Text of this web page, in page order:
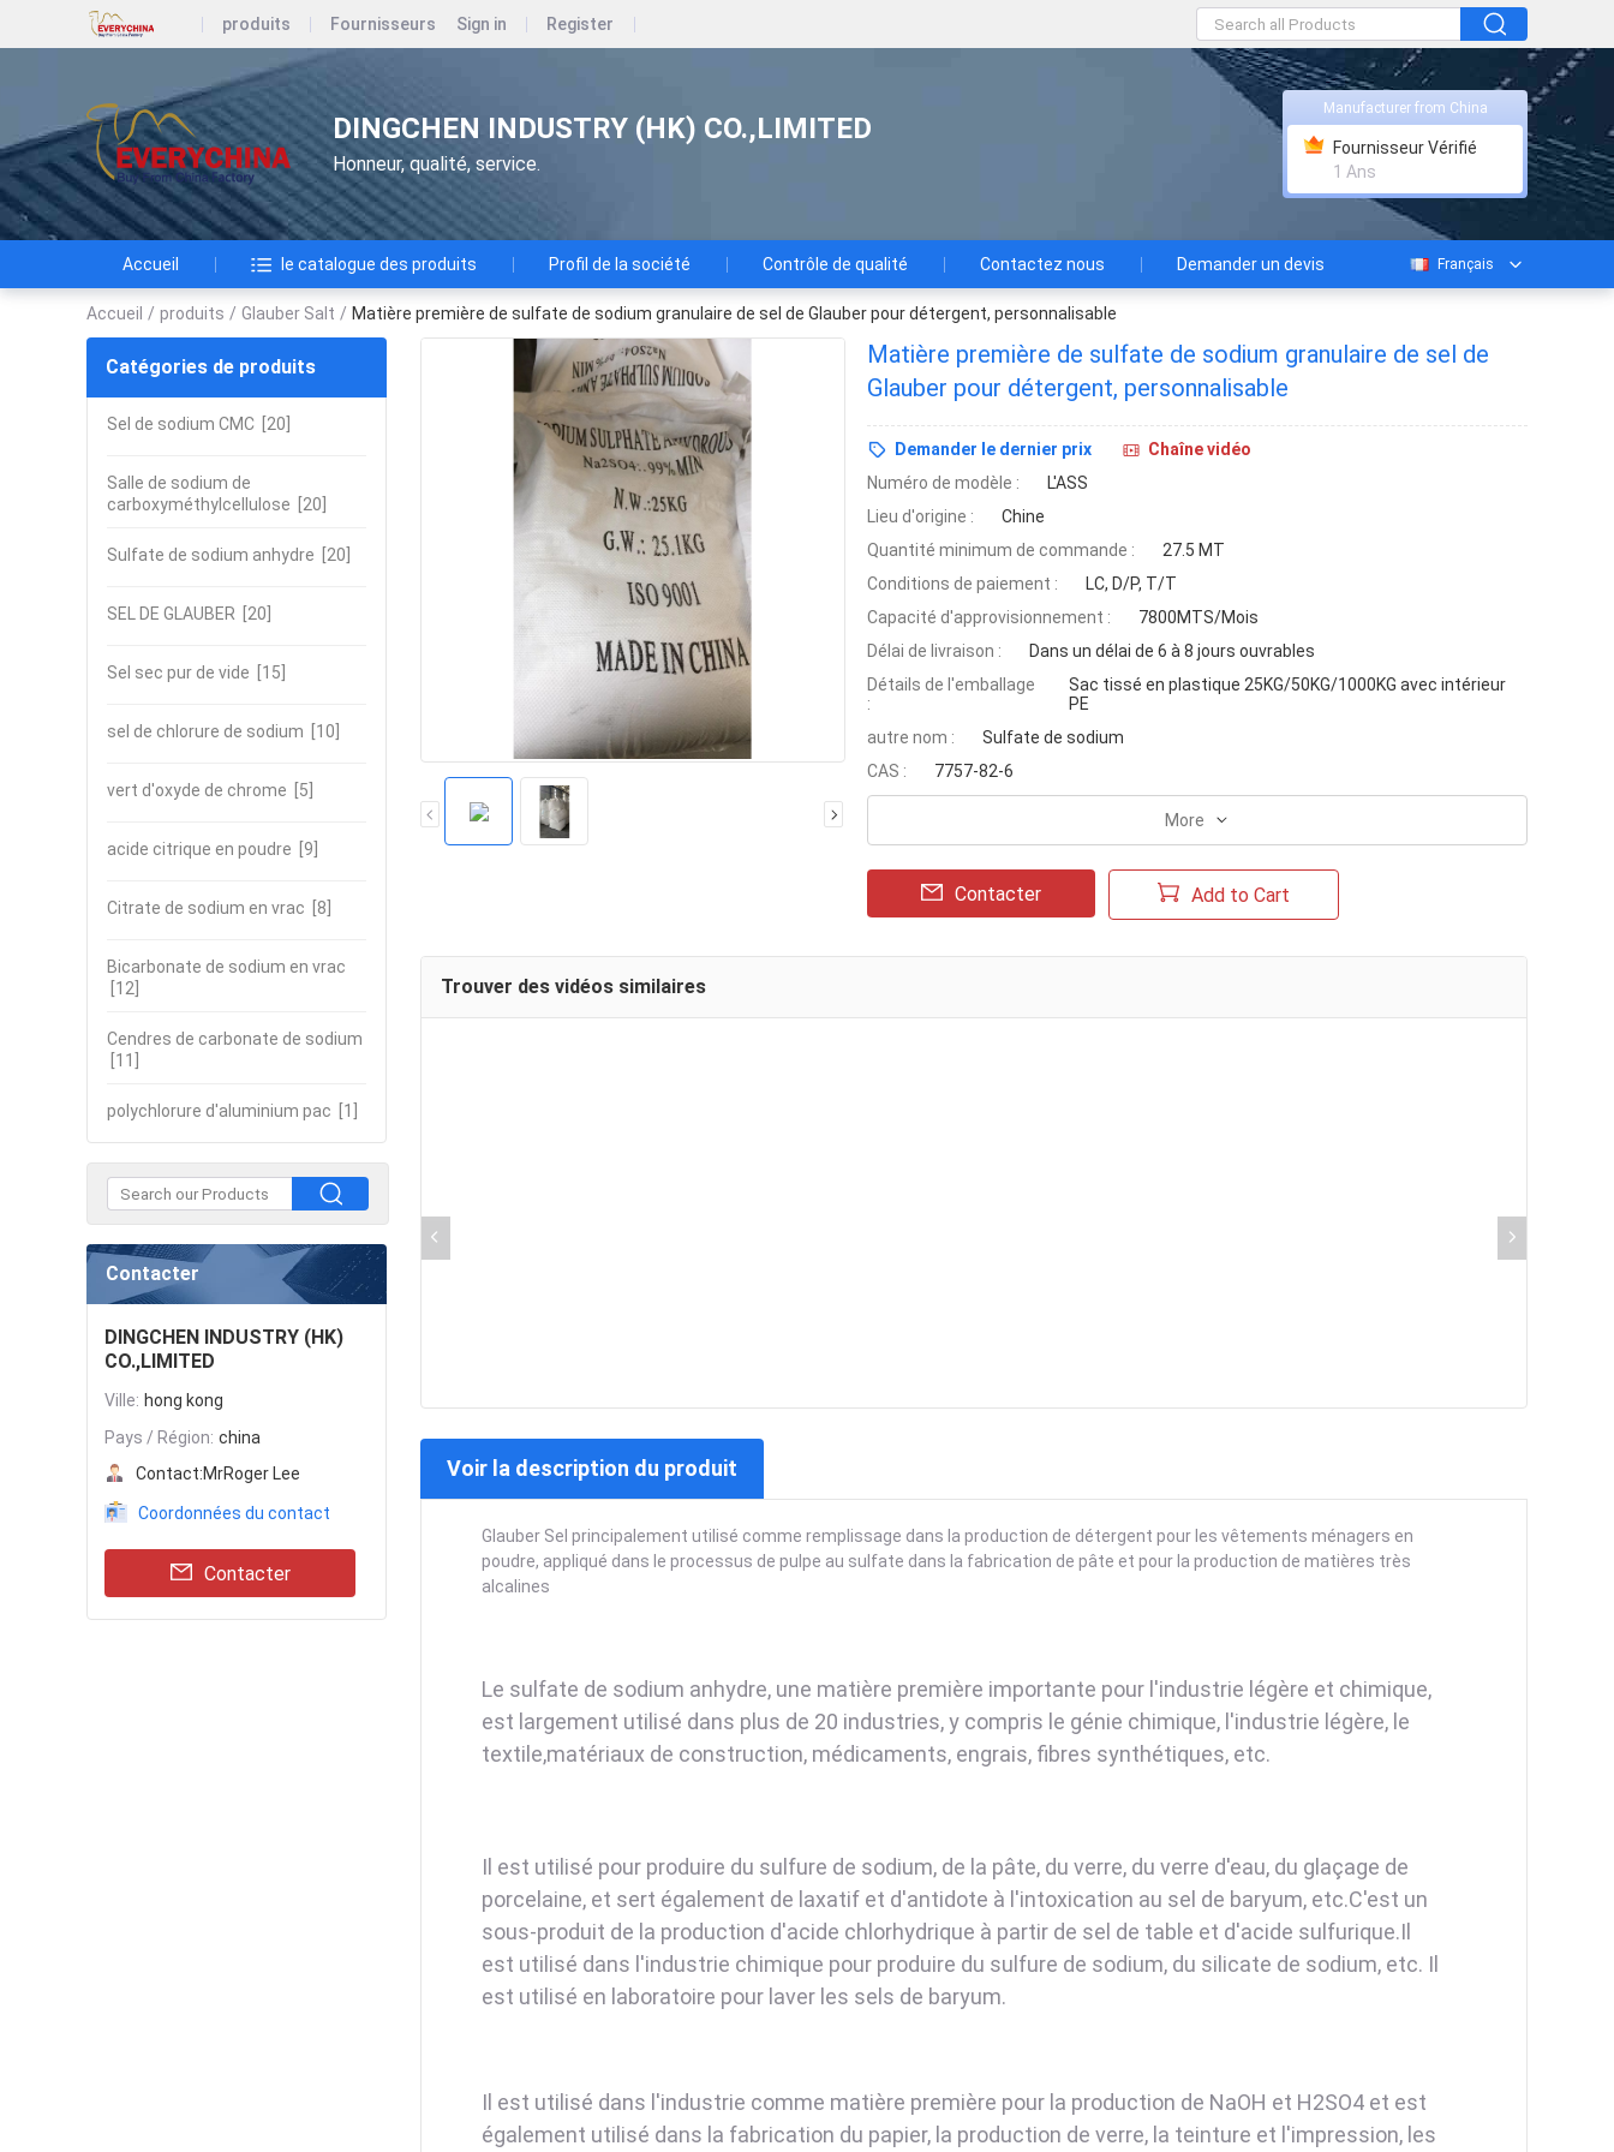
produits Fournisseurs Sign in Register
DINGCHEN INDUSTRY (HK) CO.,LIMITED
Honneur, qualité, service.
Manufacturer from China
Fournisseur Vérifié
1 Ans
Accueil le catalogue des produits Profil de la société Contrôle de qualité Contactez nous Demander un devis Français
Accueil / produits / Glauber Salt / Matière première de sulfate de sodium granulaire de sel de Glauber pour détergent, personnalisable
Catégories de produits
Sel de sodium CMC [20]
Salle de sodium de
carboxyméthylcellulose [20]
Sulfate de sodium anhydre [20]
SEL DE GLAUBER [20]
Sel sec pur de vide [15]
sel de chlorure de sodium [10]
vert d'oxyde de chrome [5]
acide citrique en poudre [9]
Citrate de sodium en vrac [8]
Bicarbonate de sodium en vrac
[12]
Cendres de carbonate de sodium
[11]
polychlorure d'aluminium pac [1]
Contacter
DINGCHEN INDUSTRY (HK)
CO.,LIMITED
Ville: hong kong
Pays / Région: china
Contact:MrRoger Lee
Coordonnées du contact
Contacter
Matière première de sulfate de sodium granulaire de sel de
Glauber pour détergent, personnalisable
Demander le dernier prix
Chaîne vidéo
Numéro de modèle :
L'ASS
Lieu d'origine :
Chine
Quantité minimum de commande :
27.5 MT
Conditions de paiement :
LC, D/P, T/T
Capacité d'approvisionnement :
7800MTS/Mois
Délai de livraison :
Dans un délai de 6 à 8 jours ouvrables
Détails de l'emballage
:
Sac tissé en plastique 25KG/50KG/1000KG avec intérieur
PE
autre nom :
Sulfate de sodium
CAS :
7757-82-6
More
Contacter Add to Cart
Trouver des vidéos similaires
Voir la description du produit
Glauber Sel principalement utilisé comme remplissage dans la production de détergent pour les vêtements ménagers en
poudre, appliqué dans le processus de pulpe au sulfate dans la fabrication de pâte et pour la production de matières très
alcalines
Le sulfate de sodium anhydre, une matière première importante pour l'industrie légère et chimique,
est largement utilisé dans plus de 20 industries, y compris le génie chimique, l'industrie légère, le
textile,matériaux de construction, médicaments, engrais, fibres synthétiques, etc.
Il est utilisé pour produire du sulfure de sodium, de la pâte, du verre, du verre d'eau, du glaçage de
porcelaine, et sert également de laxatif et d'antidote à l'intoxication au sel de baryum, etc.C'est un
sous-produit de la production d'acide chlorhydrique à partir de sel de table et d'acide sulfurique.Il
est utilisé dans l'industrie chimique pour produire du sulfure de sodium, du silicate de sodium, etc. Il
est utilisé en laboratoire pour laver les sels de baryum.
Il est utilisé dans l'industrie comme matière première pour la production de NaOH et H2SO4 et est
également utilisé dans la fabrication du papier, la production de verre, la teinture et l'impression, les